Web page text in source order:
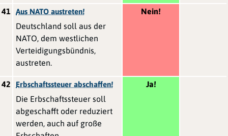
41 Aus NATO austreten!
Deutschland soll aus der
NATO, dem westlichen
Verteidigungsbündnis,
austreten.
Nein!
42 Erbschaftssteuer abschaffen!
Die Erbschaftssteuer soll
abgeschafft oder reduziert
werden, auch auf große
Ja!